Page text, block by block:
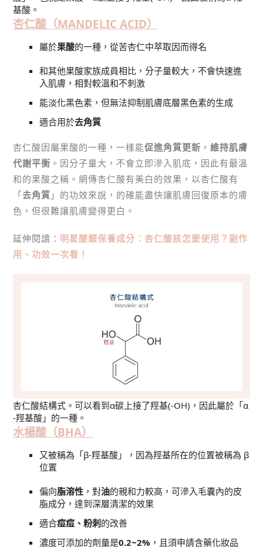
基酸。
杏仁酸（MANDELIC ACID）
屬於果酸的一種，從苦杏仁中萃取因而得名
和其他果酸家族成員相比，分子量較大，不會快速進
入肌膚，相對較溫和不刺激
能淡化黑色素，但無法抑制肌膚底層黑色素的生成
適合用於去角質
杏仁酸因屬果酸的一種，一樣能促進角質更新 ，維持肌膚
代謝平衡 。因分子量大，不會立即滲入肌底，因此有最溫
和的果酸之稱。網傳杏仁酸有美白的效果，以杏仁酸有
「去角質 」的功效來說，的確能盡快讓肌膚回復原本的膚
色，但很難讓肌膚變得更白。
延伸閱讀： 明星酸類保養成分：杏仁酸該怎麼使用？副作
用、功效一次看！
杏仁酸結構式。可以看到α碳上接了羥基(-OH)，因此屬於「α
-羥基酸」的一種。
水楊酸（BHA）
又被稱為「β-羥基酸」，因為羥基所在的位置被稱為 β
位置
偏向脂溶性 ，對油的親和力較高，可滲入毛囊內的皮
脂成分，達到深層清潔的效果
適合痘痘、粉刺的改善
濃度可添加的劑量是0.2~2% ，且須申請含藥化妝品